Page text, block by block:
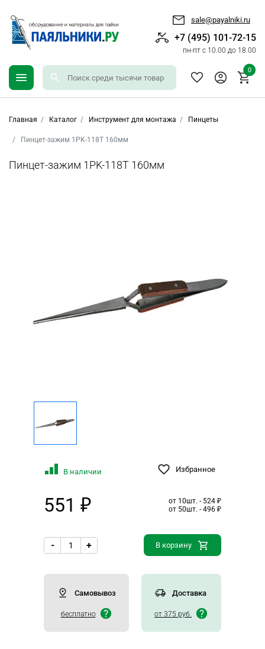
sale@payalniki.ru
+7 (495) 101-72-15
пн-пт с 10.00 до 18.00
0
Главная Каталог Инструмент для монтажа Пинцеты
Пинцет-зажим 1PK-118T 160мм
Пинцет-зажим 1PK-118T 160мм
В наличии Избранное
551 ₽
от 10шт. - 524 ₽
от 50шт. - 496 ₽
- + В корзину
Самовывоз
бесплатно
Доставка
от 375 руб.